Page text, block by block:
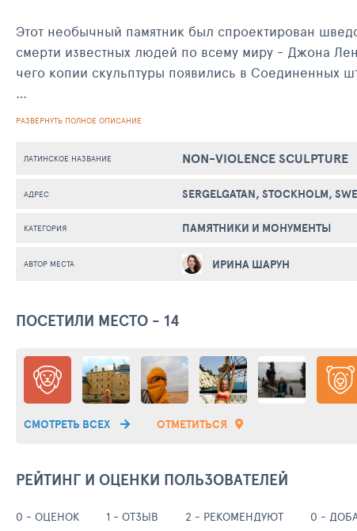
Этот необычный памятник был спроектирован
смерти известных людей по всему миру - Джона
чего копии скульптуры появились в Соединенных
"Нет насилию" представляет собой огромную
официальным символом одноименной
РАЗВЕРНУТЬ ПОЛНОЕ ОПИСАНИЕ
ЛАТИНСКОЕ НАЗВАНИЕ NON-VIOLENCE SCULPTURE
АДРЕС SERGELGATAN, STOCKHOLM,
КАТЕГОРИЯ ПАМЯТНИКИ И МОНУМЕНТЫ
АВТОР МЕСТА ИРИНА ШАРУН
ПОСЕТИЛИ МЕСТО - 14
СМОТРЕТЬ ВСЕХ ОТМЕТИТЬСЯ
РЕЙТИНГ И ОЦЕНКИ ПОЛЬЗОВАТЕЛЕЙ
0 - ОЦЕНОК 1 - ОТЗЫВ 2 - РЕКОМЕНДУЮТ 0 -